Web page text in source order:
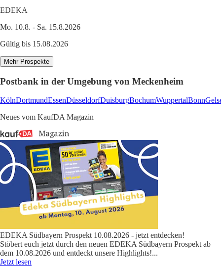
EDEKA
Mo. 10.8. - Sa. 15.8.2026
Gültig bis 15.08.2026
Mehr Prospekte
Postbank in der Umgebung von Meckenheim
KölnDortmundEssenDüsseldorfDuisburgBochumWuppertalBonn
Neues vom KaufDA Magazin
EDEKA Südbayern Prospekt 10.08.2026 - jetzt entdecken!
Stöbert euch jetzt durch den neuen EDEKA Südbayern Prospekt ab
dem 10.08.2026 und entdeckt unsere Highlights!...
Jetzt lesen